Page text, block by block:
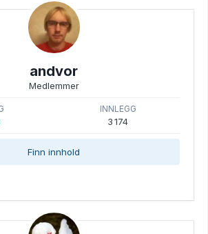
andvor
Medlemmer
INNLEGG
3 174
Finn innhold